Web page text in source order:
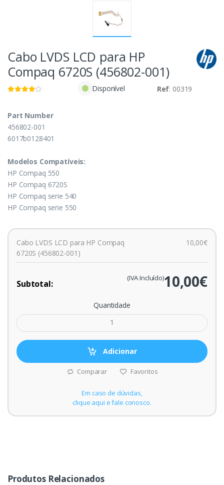
Cabo LVDS LCD para HP
Compaq 6720S (456802-001)
Disponível Ref: 00319
Part Number
456802-001
6017b0128401
Modelos Compatíveis:
HP Compaq 550
HP Compaq 6720S
HP Compaq serie 540
HP Compaq serie 550
Cabo LVDS LCD para HP Compaq
6720S (456802-001)
10,00€
Subtotal: 10,00€
(IVA Incluído)
Quantidade
Adicionar
Comparar Favoritos
Em caso de dúvidas,
clique aqui e fale conosco.
Produtos Relacionados